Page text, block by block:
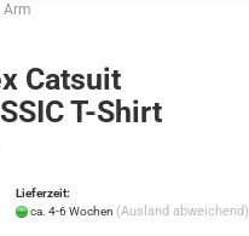
Arm
Catsuit
T-Shirt
Lieferzeit:
ca. 4-6 Wochen (Ausland abweichend)